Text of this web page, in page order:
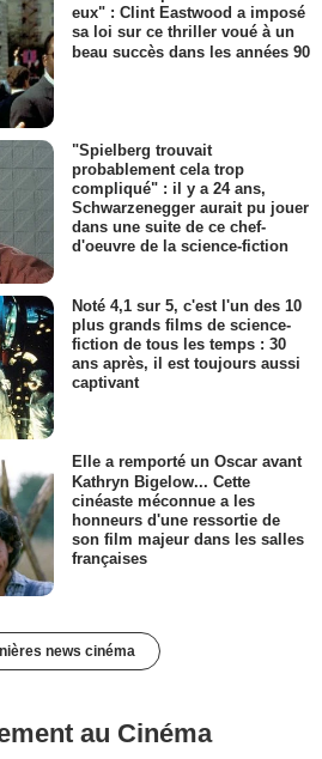
eux" : Clint Eastwood a imposé
sa loi sur ce thriller voué à un
beau succès dans les années 90
"Spielberg trouvait
probablement cela trop
compliqué" : il y a 24 ans,
Schwarzenegger aurait pu jouer
dans une suite de ce chef-
d'oeuvre de la science-fiction
Noté 4,1 sur 5, c'est l'un des 10
plus grands films de science-
fiction de tous les temps : 30
ans après, il est toujours aussi
captivant
Elle a remporté un Oscar avant
Kathryn Bigelow... Cette
cinéaste méconnue a les
honneurs d'une ressortie de
son film majeur dans les salles
françaises
news cinéma
au Cinéma